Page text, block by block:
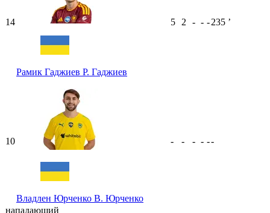
14
Рамик Гаджиев Р. Гаджиев
5 2 - - -235 ʼ
10
Владлен Юрченко В. Юрченко
- - - - --
нападающий